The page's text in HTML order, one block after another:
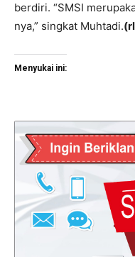
berdiri. “SMSI
nya,” singkat Muhtadi.
Menyukai ini: